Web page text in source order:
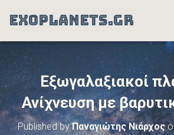
EXOPLANETS.GR
Εξωγαλαξιακοί
Ανίχνευση με
Published byΠαναγιώτης Νιάρχος